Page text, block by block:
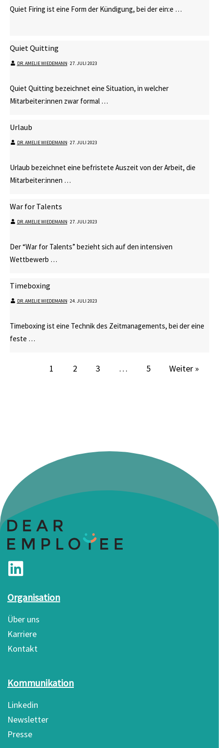
Quiet Firing ist eine Form der Kündigung, bei der ein:e …
Quiet Quitting
DR. AMELIE WIEDEMANN⋅ 27. JULI 2023
Quiet Quitting bezeichnet eine Situation, in welcher
Mitarbeiter:innen zwar formal …
Urlaub
DR. AMELIE WIEDEMANN⋅ 27. JULI 2023
Urlaub bezeichnet eine befristete Auszeit von der Arbeit, die
Mitarbeiter:innen …
War for Talents
DR. AMELIE WIEDEMANN⋅ 27. JULI 2023
Der “War for Talents” bezieht sich auf den intensiven
Wettbewerb …
Timeboxing
DR. AMELIE WIEDEMANN⋅ 24. JULI 2023
Timeboxing ist eine Technik des Zeitmanagements, bei der eine
feste …
1 2 3 … 5 Weiter »
Organisation
Über uns
Karriere
Kontakt
Kommunikation
Linkedin
Newsletter
Presse